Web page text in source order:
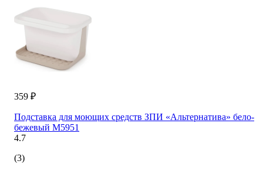
359 ₽
Подставка для моющих средств ЗПИ «Альтернатива» бело-
бежевый М5951
4.7
(3)